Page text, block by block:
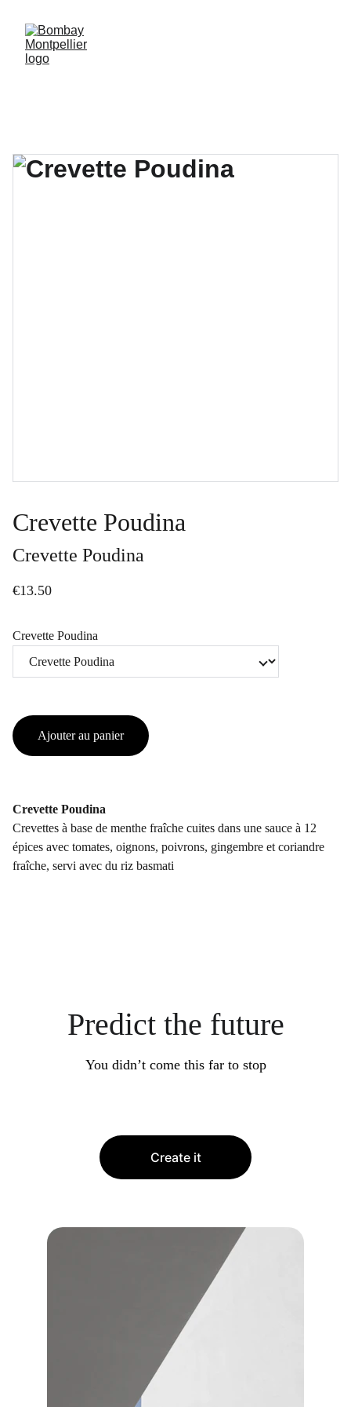
Crevette Poudina
Crevette Poudina
€13.50
Crevette Poudina
Ajouter au panier
Crevette Poudina
Crevettes à base de menthe fraîche cuites dans une sauce à 12
épices avec tomates, oignons, poivrons, gingembre et coriandre
fraîche, servi avec du riz basmati
Predict the future
You didn’t come this far to stop
Create it